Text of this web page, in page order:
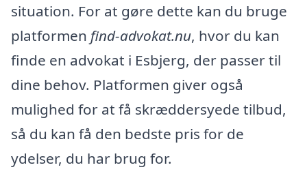
situation. For at gøre dette kan du bruge
platformen find-advokat.nu, hvor du kan
finde en advokat i Esbjerg, der passer til
dine behov. Platformen giver også
mulighed for at få skræddersyede tilbud,
så du kan få den bedste pris for de
ydelser, du har brug for.